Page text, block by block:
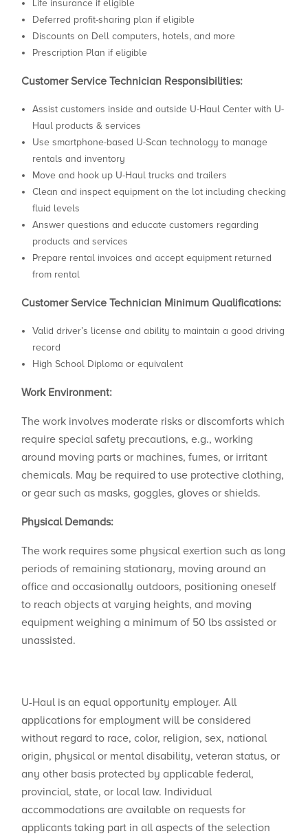
Life insurance if eligible
Deferred profit-sharing plan if eligible
Discounts on Dell computers, hotels, and more
Prescription Plan if eligible
Customer Service Technician Responsibilities:
Assist customers inside and outside U-Haul Center with U-
Haul products & services
Use smartphone-based U-Scan technology to manage
rentals and inventory
Move and hook up U-Haul trucks and trailers
Clean and inspect equipment on the lot including checking
fluid levels
Answer questions and educate customers regarding
products and services
Prepare rental invoices and accept equipment returned
from rental
Customer Service Technician Minimum Qualifications:
Valid driver’s license and ability to maintain a good driving
record
High School Diploma or equivalent
Work Environment:
The work involves moderate risks or discomforts which
require special safety precautions, e.g., working
around moving parts or machines, fumes, or irritant
chemicals. May be required to use protective clothing,
or gear such as masks, goggles, gloves or shields.
Physical Demands:
The work requires some physical exertion such as long
periods of remaining stationary, moving around an
office and occasionally outdoors, positioning oneself
to reach objects at varying heights, and moving
equipment weighing a minimum of 50 lbs assisted or
unassisted.
U-Haul is an equal opportunity employer. All
applications for employment will be considered
without regard to race, color, religion, sex, national
origin, physical or mental disability, veteran status, or
any other basis protected by applicable federal,
provincial, state, or local law. Individual
accommodations are available on requests for
applicants taking part in all aspects of the selection